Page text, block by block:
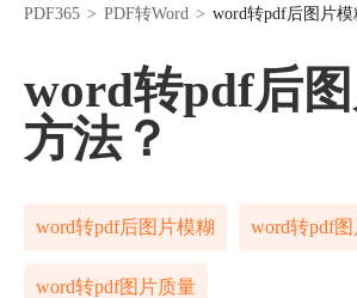
PDF365 > PDF转Word > word转pdf后图片
word转pdf后
方法？
word转pdf后图片模糊 word转pdf
word转pdf图片质量